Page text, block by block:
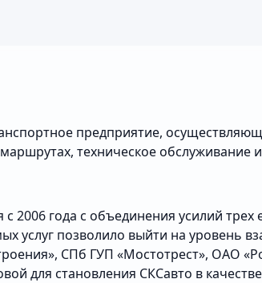
предприятие,
техническое обслуживание
с 2006 года с объединения усилий
услуг позволило выйти на
СПб ГУП «Мостотрест», ОАО
для становления СКСавто в